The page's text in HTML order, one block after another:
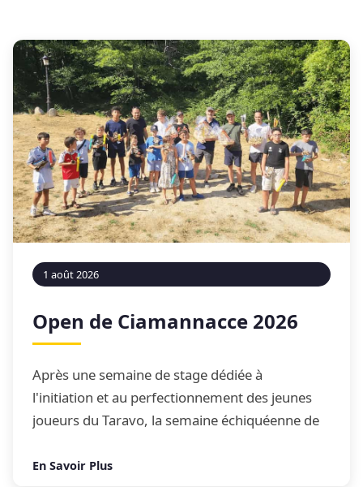
1 août 2026
Open de Ciamannacce 2026
Après une semaine de stage dédiée à
l'initiation et au perfectionnement des jeunes
joueurs du Taravo, la semaine échiquéenne de
Open de blitz
En Savoir Plus